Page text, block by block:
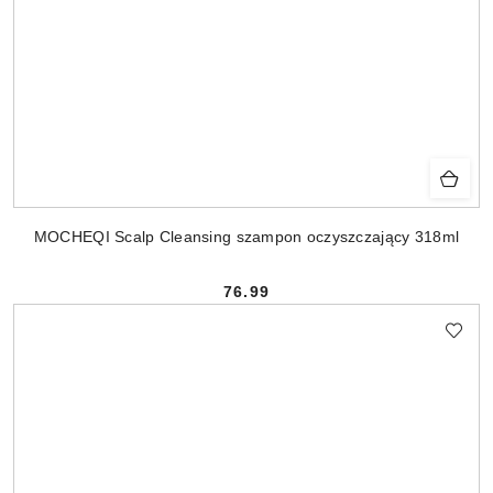
MOCHEQI Scalp Cleansing szampon oczyszczający 318ml
Cena:
76.99